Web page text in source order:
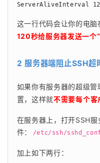
ServerAliveInterval
这一行代码会让你的电
120秒给服务器发送一个
2 服务器端阻止SSH超
如果你有服务器的超级
置，这样就不需要每个客
在服务器上，打开SSH
件：
/etc/ssh/
加上如下两行：